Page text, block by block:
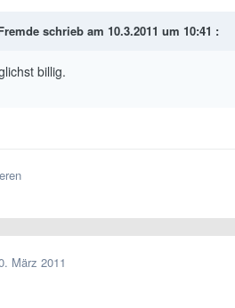
schrieb am 10.3.2011 um 10:41 :
billig.
März 2011